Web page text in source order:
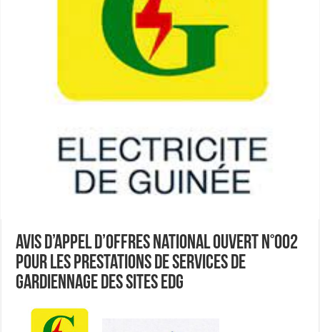
Avis d’appel d’Offres National Ouvert n°002
pour les Prestations de Services de
GARDIENNAGE des sites EDG